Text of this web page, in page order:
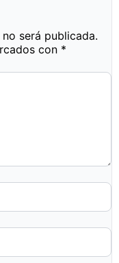
será publicada.
con *